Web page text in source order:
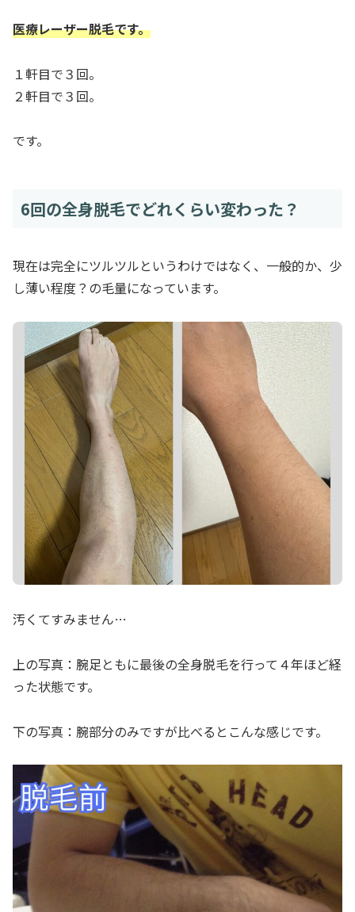
医療レーザー脱毛です。
１軒目で３回。
２軒目で３回。
です。
6回の全身脱毛でどれくらい変わった？
現在は完全にツルツルというわけではなく、一般的か、少
し薄い程度？の毛量になっています。
汚くてすみません…
上の写真：腕足ともに最後の全身脱毛を行って４年ほど経
った状態です。
下の写真：腕部分のみですが比べるとこんな感じです。